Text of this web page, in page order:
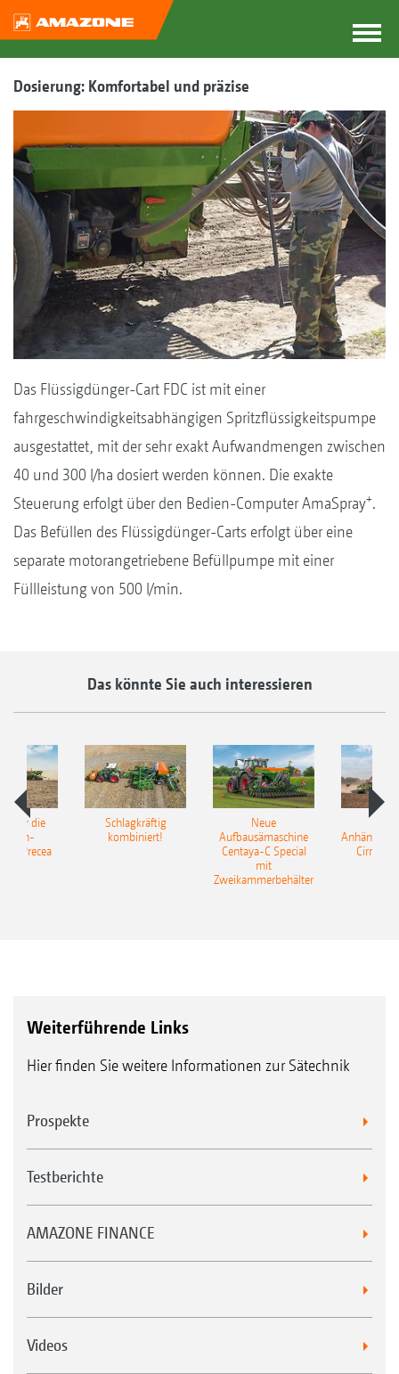
Dosierung: Komfortabel und präzise
Das Flüssigdünger-Cart FDC ist mit einer
fahrgeschwindigkeitsabhängigen Spritzflüssigkeitspumpe
ausgestattet, mit der sehr exakt Aufwandmengen zwischen
40 und 300 l/ha dosiert werden können. Die exakte
Steuerung erfolgt über den Bedien-Computer AmaSpray+.
Das Befüllen des Flüssigdünger-Carts erfolgt über eine
separate motorangetriebene Befüllpumpe mit einer
Füllleistung von 500 l/min.
Das könnte Sie auch interessieren
für die
Precea
Schlagkräftig
kombiniert!
Neue
Aufbausämaschine
Centaya-C Special
mit
Zweikammerbehälter
Cirrus
Weiterführende Links
Hier finden Sie weitere Informationen zur Sätechnik
Prospekte
Testberichte
AMAZONE FINANCE
Bilder
Videos